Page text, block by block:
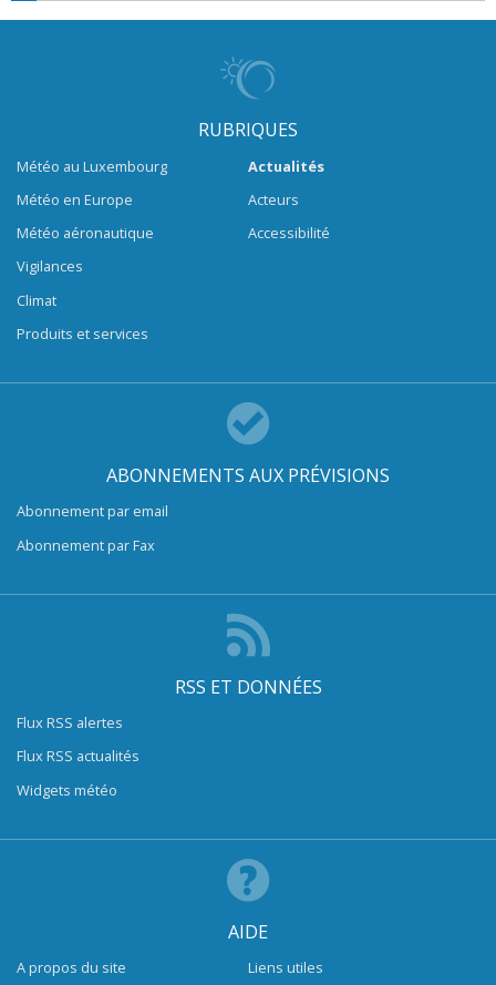
RUBRIQUES
Météo au Luxembourg
Météo en Europe
Météo aéronautique
Vigilances
Climat
Produits et services
Actualités
Acteurs
Accessibilité
ABONNEMENTS AUX PRÉVISIONS
Abonnement par email
Abonnement par Fax
RSS ET DONNÉES
Flux RSS alertes
Flux RSS actualités
Widgets météo
AIDE
A propos du site Liens utiles